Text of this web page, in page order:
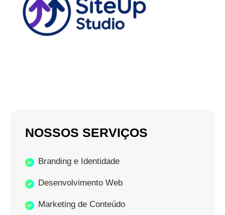
NOSSOS SERVIÇOS
Branding e Identidade
Desenvolvimento Web
Marketing de Conteúdo